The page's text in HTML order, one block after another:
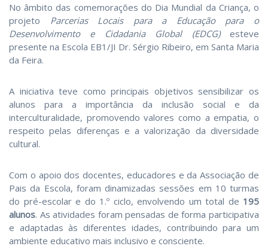
No âmbito das comemorações do Dia Mundial da Criança, o
projeto Parcerias Locais para a Educação para o
Desenvolvimento e Cidadania Global (EDCG)esteve
presente na Escola EB1/JI Dr. Sérgio Ribeiro, em Santa Maria
da Feira.
A iniciativa teve como principais objetivos sensibilizar os
alunos para a importância da inclusão social e da
interculturalidade, promovendo valores como a empatia, o
respeito pelas diferenças e a valorização da diversidade
cultural.
Com o apoio dos docentes, educadores e da Associação de
Pais da Escola, foram dinamizadas sessões em 10 turmas
do pré-escolar e do 1.º ciclo, envolvendo um total de 195
alunos. As atividades foram pensadas de forma participativa
e adaptadas às diferentes idades, contribuindo para um
ambiente educativo mais inclusivo e consciente.